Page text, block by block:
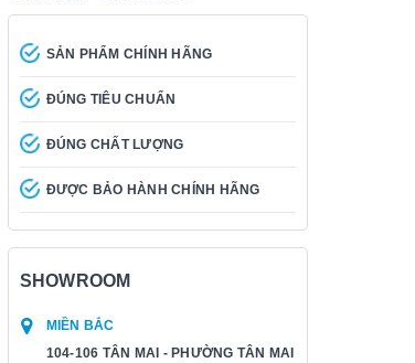
SẢN PHẨM CHÍNH HÃNG
ĐÚNG TIÊU CHUẨN
ĐÚNG CHẤT LƯỢNG
ĐƯỢC BẢO HÀNH CHÍNH HÃNG
SHOWROOM
MIỀN BẮC
104-106 TÂN MAI - PHƯỜNG TÂN MAI